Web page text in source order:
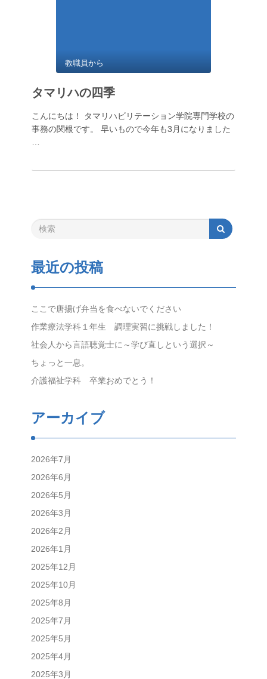
教職員から
タマリハの四季
こんにちは！ タマリハビリテーション学院専門学校の
事務の関根です。 早いもので今年も3月になりました
最近の投稿
ここで唐揚げ弁当を食べないでください
作業療法学科１年生 調理実習に挑戦しました！
社会人から言語聴覚士に～学び直しという選択～
ちょっと一息。
介護福祉学科 卒業おめでとう！
アーカイブ
2026年7月
2026年6月
2026年5月
2026年3月
2026年2月
2026年1月
2025年12月
2025年10月
2025年8月
2025年7月
2025年5月
2025年4月
2025年3月